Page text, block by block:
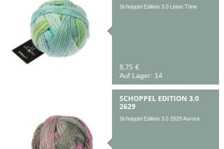
Schoppel Edition 3.0 Leise Töne
8,75 €
Auf Lager: 14
SCHOPPEL EDITION 3.0
2629
Schoppel Edition 3.0 2629 Aurora